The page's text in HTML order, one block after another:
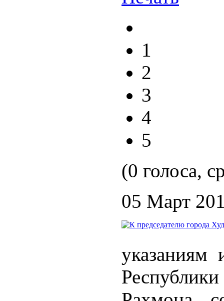
1
2
3
4
5
(0 голоса,
05 Март
указаниям